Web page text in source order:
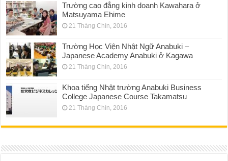
Trường cao đẳng kinh doanh Kawahara ở
Matsuyama Ehime
21 Tháng Chín, 2016
Trường Học Viện Nhật Ngữ Anabuki –
Japanese Academy Anabuki ở Kagawa
21 Tháng Chín, 2016
Khoa tiếng Nhật trường Anabuki Business
College Japanese Course Takamatsu
21 Tháng Chín, 2016